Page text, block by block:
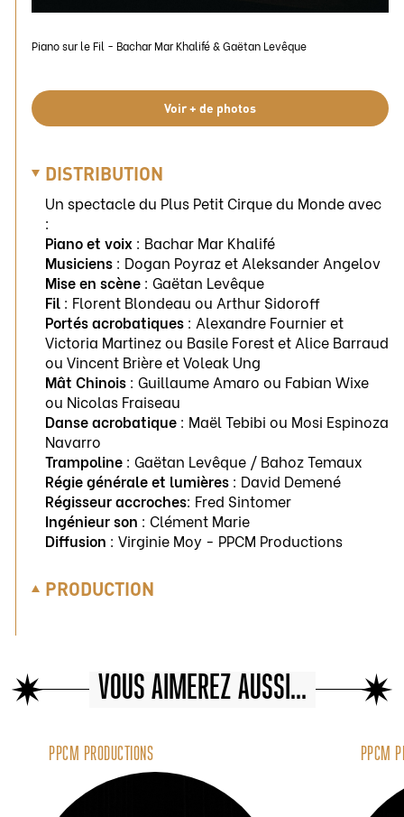
Piano sur le Fil - Bachar Mar Khalifé & Gaëtan Levêque
Voir + de photos
DISTRIBUTION
Un spectacle du Plus Petit Cirque du Monde avec
:
Piano et voix : Bachar Mar Khalifé
Musiciens : Dogan Poyraz et Aleksander Angelov
Mise en scène : Gaëtan Levêque
Fil : Florent Blondeau ou Arthur Sidoroff
Portés acrobatiques : Alexandre Fournier et
Victoria Martinez ou Basile Forest et Alice Barraud
ou Vincent Brière et Voleak Ung
Mât Chinois : Guillaume Amaro ou Fabian Wixe
ou Nicolas Fraiseau
Danse acrobatique : Maël Tebibi ou Mosi Espinoza
Navarro
Trampoline : Gaëtan Levêque / Bahoz Temaux
Régie générale et lumières : David Demené
Régisseur accroches: Fred Sintomer
Ingénieur son : Clément Marie
Diffusion : Virginie Moy - PPCM Productions
PRODUCTION
VOUS AIMEREZ AUSSI...
PPCM PRODUCTIONS PPCM